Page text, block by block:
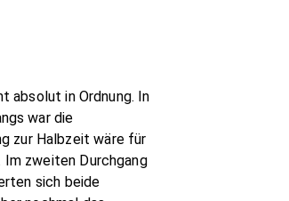
absolut in Ordnung. In
war die
zur Halbzeit wäre für
zweiten Durchgang
sich beide